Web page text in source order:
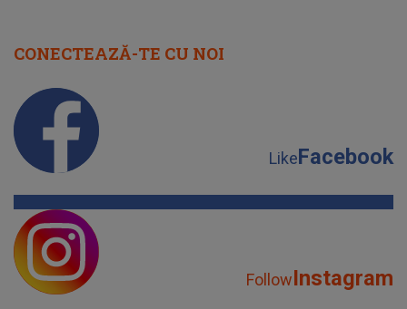
CONECTEAZĂ-TE CU NOI
LikeFacebook
FollowInstagram